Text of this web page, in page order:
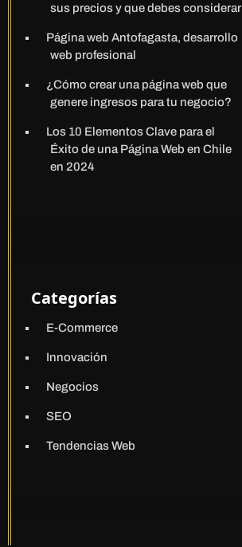
sus precios y que debes considerar
Página web Antofagasta, desarrollo
web profesional
¿Cómo crear una página web que
genere ingresos para tu negocio?
Los 10 Elementos Clave para el
Éxito de una Página Web en Chile
en 2024
Categorías
E-Commerce
Innovación
Negocios
SEO
Tendencias Web